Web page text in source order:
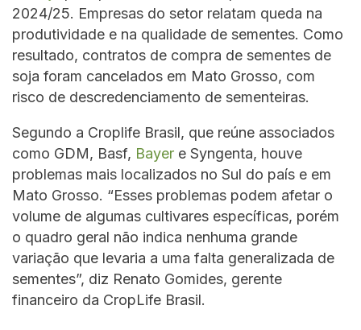
2024/25. Empresas do setor relatam queda na
produtividade e na qualidade de sementes. Como
resultado, contratos de compra de sementes de
soja foram cancelados em Mato Grosso, com
risco de descredenciamento de sementeiras.
Segundo a Croplife Brasil, que reúne associados
como GDM, Basf, Bayer e Syngenta, houve
problemas mais localizados no Sul do país e em
Mato Grosso. “Esses problemas podem afetar o
volume de algumas cultivares específicas, porém
o quadro geral não indica nenhuma grande
variação que levaria a uma falta generalizada de
sementes”, diz Renato Gomides, gerente
financeiro da CropLife Brasil.